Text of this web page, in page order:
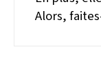
Alors,